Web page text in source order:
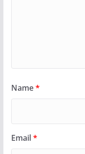
Name*
Email*